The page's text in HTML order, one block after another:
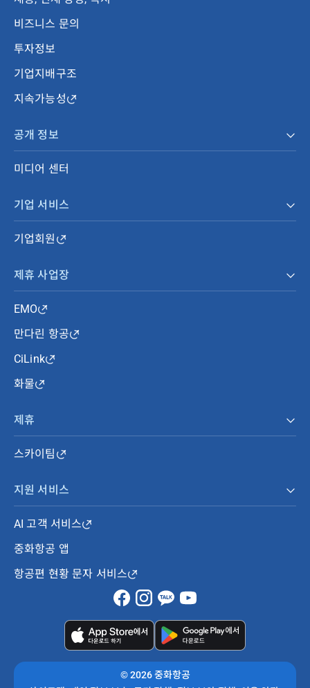
비즈니스 문의
투자정보
기업지배구조
지속가능성
공개 정보
미디어 센터
기업 서비스
기업회원
제휴 사업장
EMO
만다린 항공
CiLink
화물
제휴
스카이팀
지원 서비스
AI 고객 서비스
중화항공 앱
항공편 현황 문자 서비스
© 2026 중화항공